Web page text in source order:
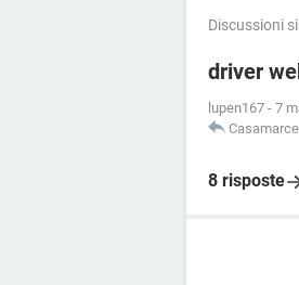
Discussioni
driver
lupen167 - 7
Casamarce
8 risposte